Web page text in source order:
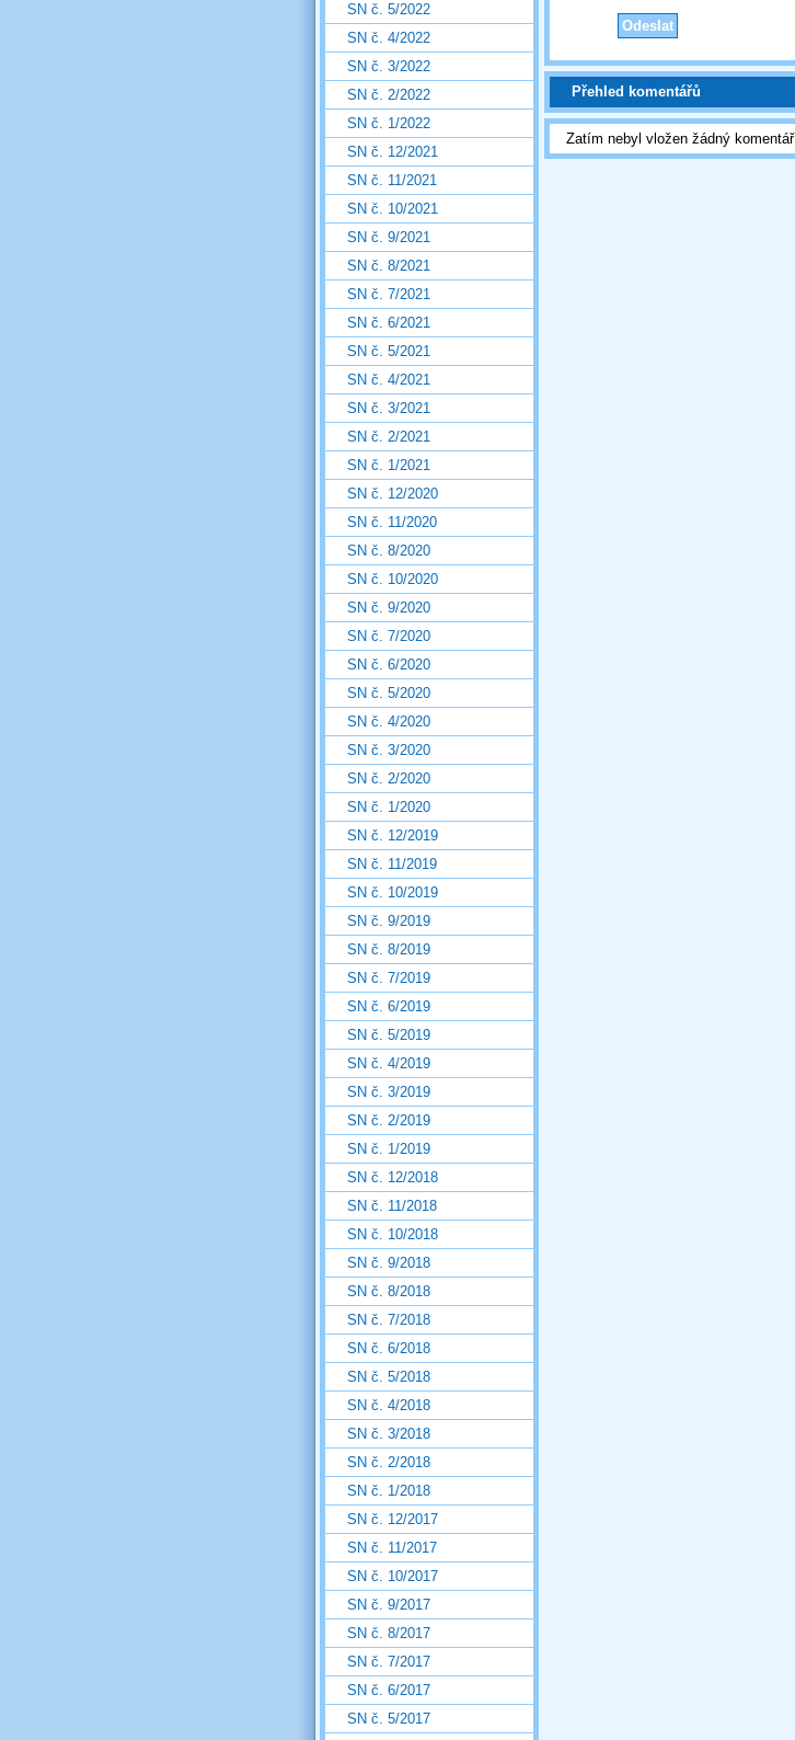
Přehled komentářů
Zatím nebyl vložen žádný komentář
SN č. 5/2022
SN č. 4/2022
SN č. 3/2022
SN č. 2/2022
SN č. 1/2022
SN č. 12/2021
SN č. 11/2021
SN č. 10/2021
SN č. 9/2021
SN č. 8/2021
SN č. 7/2021
SN č. 6/2021
SN č. 5/2021
SN č. 4/2021
SN č. 3/2021
SN č. 2/2021
SN č. 1/2021
SN č. 12/2020
SN č. 11/2020
SN č. 8/2020
SN č. 10/2020
SN č. 9/2020
SN č. 7/2020
SN č. 6/2020
SN č. 5/2020
SN č. 4/2020
SN č. 3/2020
SN č. 2/2020
SN č. 1/2020
SN č. 12/2019
SN č. 11/2019
SN č. 10/2019
SN č. 9/2019
SN č. 8/2019
SN č. 7/2019
SN č. 6/2019
SN č. 5/2019
SN č. 4/2019
SN č. 3/2019
SN č. 2/2019
SN č. 1/2019
SN č. 12/2018
SN č. 11/2018
SN č. 10/2018
SN č. 9/2018
SN č. 8/2018
SN č. 7/2018
SN č. 6/2018
SN č. 5/2018
SN č. 4/2018
SN č. 3/2018
SN č. 2/2018
SN č. 1/2018
SN č. 12/2017
SN č. 11/2017
SN č. 10/2017
SN č. 9/2017
SN č. 8/2017
SN č. 7/2017
SN č. 6/2017
SN č. 5/2017